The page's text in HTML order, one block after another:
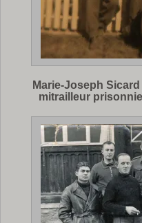
Marie-Joseph
mitrailleur